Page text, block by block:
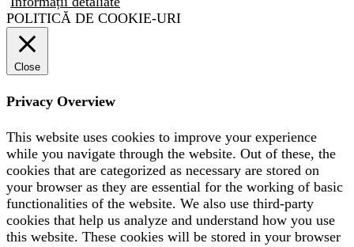
POLITICĂ DE COOKIE-URI
Close
Privacy Overview
This website uses cookies to improve your experience
while you navigate through the website. Out of these, the
cookies that are categorized as necessary are stored on
your browser as they are essential for the working of basic
functionalities of the website. We also use third-party
cookies that help us analyze and understand how you use
this website. These cookies will be stored in your browser